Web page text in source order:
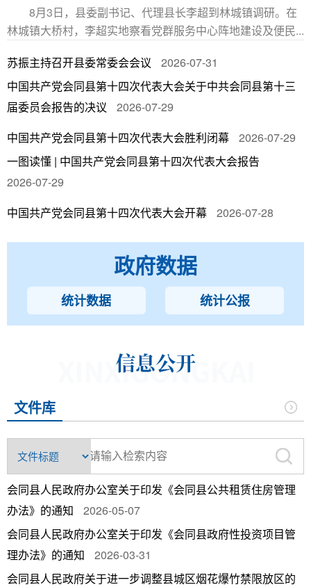
8月3日，县委副书记、代理县长李超到林城镇调研。在
林城镇大桥村，李超实地察看党群服务中心阵地建设及便民...
苏振主持召开县委常委会会议
2026-07-31
中国共产党会同县第十四次代表大会关于中共会同县第十三
届委员会报告的决议
2026-07-29
中国共产党会同县第十四次代表大会胜利闭幕
2026-07-29
一图读懂 | 中国共产党会同县第十四次代表大会报告
2026-07-29
中国共产党会同县第十四次代表大会开幕
2026-07-28
政府数据
统计数据 统计公报
文件库
会同县人民政府办公室关于印发《会同县公共租赁住房管理
办法》的通知
2026-05-07
会同县人民政府办公室关于印发《会同县政府性投资项目管
理办法》的通知
2026-03-31
会同县人民政府关于进一步调整县城区烟花爆竹禁限放区的